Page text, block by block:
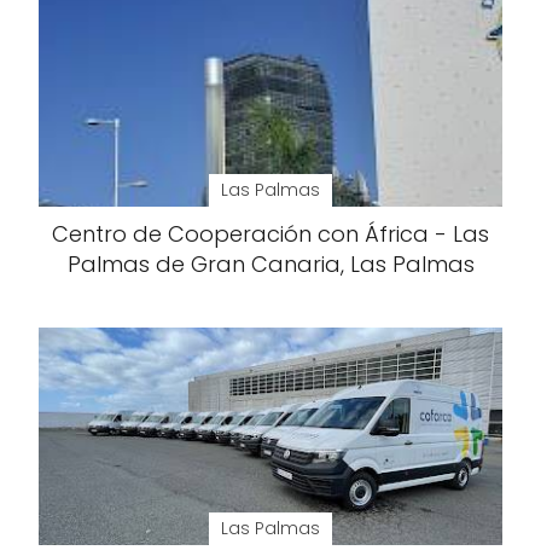
Las Palmas
Centro de Cooperación con África - Las
Palmas de Gran Canaria, Las Palmas
Las Palmas